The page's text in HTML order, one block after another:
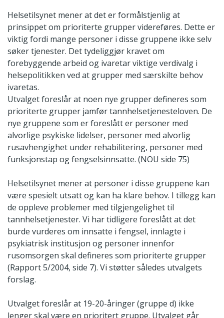
Helsetilsynet mener at det er formålstjenlig at
prinsippet om prioriterte grupper videreføres. Dette er
viktig fordi mange personer i disse gruppene ikke selv
søker tjenester. Det tydeliggjør kravet om
forebyggende arbeid og ivaretar viktige verdivalg i
helsepolitikken ved at grupper med særskilte behov
ivaretas.
Utvalget foreslår at noen nye grupper defineres som
prioriterte grupper jamfør tannhelsetjenesteloven. De
nye gruppene som er foreslått er personer med
alvorlige psykiske lidelser, personer med alvorlig
rusavhengighet under rehabilitering, personer med
funksjonstap og fengselsinnsatte. (NOU side 75)
Helsetilsynet mener at personer i disse gruppene kan
være spesielt utsatt og kan ha klare behov. I tillegg kan
de oppleve problemer med tilgjengelighet til
tannhelsetjenester. Vi har tidligere foreslått at det
burde vurderes om innsatte i fengsel, innlagte i
psykiatrisk institusjon og personer innenfor
rusomsorgen skal defineres som prioriterte grupper
(Rapport 5/2004, side 7). Vi støtter således utvalgets
forslag.
Utvalget foreslår at 19-20-åringer (gruppe d) ikke
lenger skal være en prioritert gruppe. Utvalget går